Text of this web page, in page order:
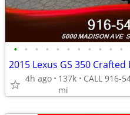
• • • • • • • • • • •
4h ago
137k
mi